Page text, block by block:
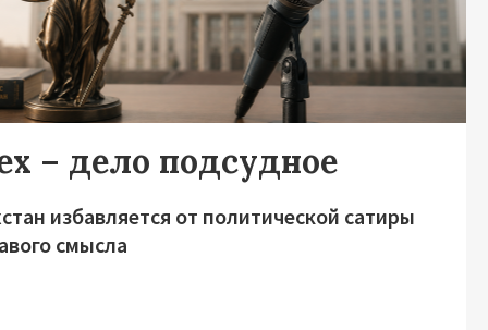
– дело подсудное
избавляется от политической сатиры
смысла